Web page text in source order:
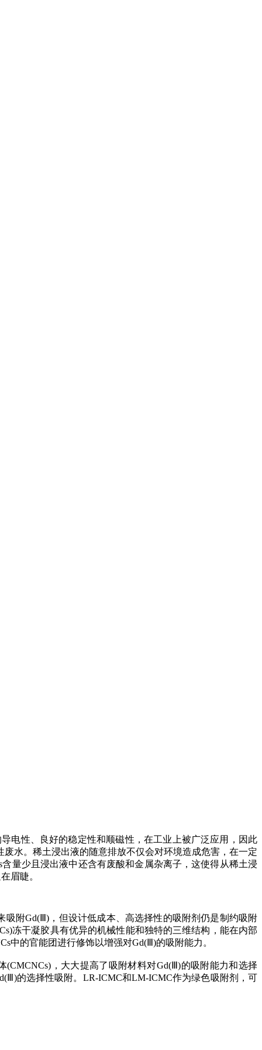
电性、良好的稳定性和顺磁性 ，在工业上被广泛应用，因此
水。稀土浸出液的随意排放不仅会对环境造成危害，在一定
含量少且浸出液中还含有废酸和金属杂离子，这使得从稀土浸
眉睫。
吸附Gd(Ⅲ) ，但设计低成本、高选择性的吸附剂仍是制约吸附
冻干凝胶具有优异的机械性能和独特的三维结构，能在内部
中的官能团进行修饰以增强对Gd( )的吸附能力。
(CMCNCs) ，大大提高了吸附材料对Gd(Ⅲ)的吸附能力和选择
)的选择性吸附。 LR-ICMC和LM-ICMC作为绿色吸附剂，可